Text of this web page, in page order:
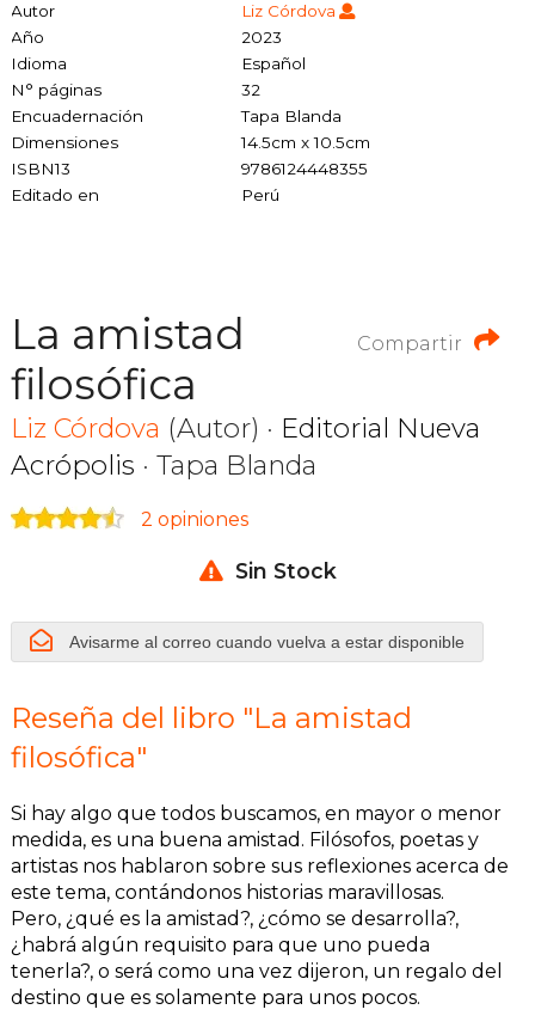
Autor
Liz Córdova
Año
2023
Idioma
Español
N° páginas
32
Encuadernación
Tapa Blanda
Dimensiones
14.5cm x 10.5cm
ISBN13
9786124448355
Editado en
Perú
Compartir
La amistad
filosófica
Liz Córdova (Autor) · Editorial Nueva
Acrópolis · Tapa Blanda
2 opiniones
Sin Stock
Avisarme al correo cuando vuelva a estar disponible
Reseña del libro "La amistad
filosófica"
Si hay algo que todos buscamos, en mayor o menor
medida, es una buena amistad. Filósofos, poetas y
artistas nos hablaron sobre sus reflexiones acerca de
este tema, contándonos historias maravillosas.
Pero, ¿qué es la amistad?, ¿cómo se desarrolla?,
¿habrá algún requisito para que uno pueda
tenerla?, o será como una vez dijeron, un regalo del
destino que es solamente para unos pocos.